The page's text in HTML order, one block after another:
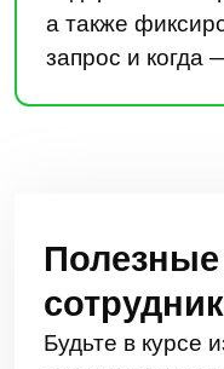
Налогового кодекса
«Сигнатура» как
необязательно. С 1
Как работает система:
В основе —
для обмена
осуществляются
участников